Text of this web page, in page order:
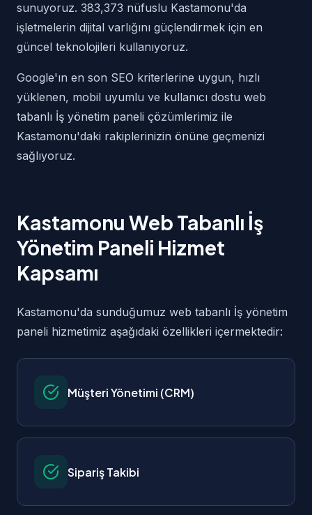
sunuyoruz. 383,373 nüfuslu Kastamonu'da
işletmelerin dijital varlığını güçlendirmek için en
güncel teknolojileri kullanıyoruz.
Google'ın en son SEO kriterlerine uygun, hızlı
yüklenen, mobil uyumlu ve kullanıcı dostu web
tabanlı İş yönetim paneli çözümlerimiz ile
Kastamonu'daki rakiplerinizin önüne geçmenizi
sağlıyoruz.
Kastamonu Web Tabanlı İş
Yönetim Paneli Hizmet
Kapsamı
Kastamonu'da sunduğumuz web tabanlı İş yönetim
paneli hizmetimiz aşağıdaki özellikleri içermektedir:
Müşteri Yönetimi (CRM)
Sipariş Takibi